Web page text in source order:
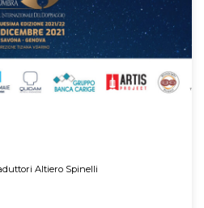
Altiero Spinelli